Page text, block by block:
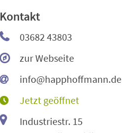
Kontakt
03682 43803
zur Webseite
info@happhoffmann.de
Jetzt geöffnet
Industriestr. 15